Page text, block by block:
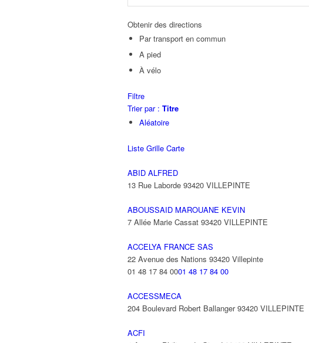
Obtenir des directions
Par transport en commun
A pied
À vélo
Filtre
Trier par : Titre
Aléatoire
Liste Grille Carte
ABID ALFRED
13 Rue Laborde 93420 VILLEPINTE
ABOUSSAID MAROUANE KEVIN
7 Allée Marie Cassat 93420 VILLEPINTE
ACCELYA FRANCE SAS
22 Avenue des Nations 93420 Villepinte
01 48 17 84 0001 48 17 84 00
ACCESSMECA
204 Boulevard Robert Ballanger 93420 VILLEPINTE
ACFI